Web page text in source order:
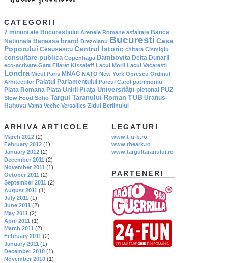
CATEGORII
7 minuni ale Bucurestiului Arenele Romane asfaltare Banca
Nationala Baneasa brand Brezoianu Bucuresti Casa
Poporului Ceausescu Centrul Istoric chitara Cismigiu
consultare publica Copenhaga Dambovita Delta Dunarii
eco-activare Gara Filaret Kisseleff Lacul Morii Lacul Vacaresti
Londra Micul Paris MNAC NATO New York Oprescu Ordinul
Arhitectilor Palatul Parlamentului Parcul Carol patrimoniu
Piata Romana Piata Unirii Piaţa Universităţii pietonal PUZ
Slow Food Soho Targul Taranului Roman TUB Uranus-
Rahova Vama Veche Versailles Zidul Berlinului
LEGATURI
www.t-u-b.ro
www.theark.ro
www.targultaranului.ro
PARTENERI
ARHIVA ARTICOLE
March 2012 (2)
February 2012 (1)
January 2012 (2)
December 2011 (2)
November 2011 (1)
October 2011 (2)
September 2011 (2)
August 2011 (1)
July 2011 (1)
June 2011 (2)
May 2011 (2)
April 2011 (1)
March 2011 (2)
February 2011 (2)
January 2011 (1)
December 2010 (1)
November 2010 (1)